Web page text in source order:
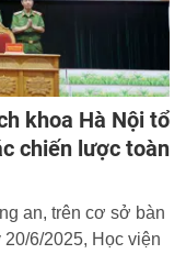
khoa Hà Nội tổ
chiến lược toàn
an, trên cơ sở bàn
6/2025, Học viện